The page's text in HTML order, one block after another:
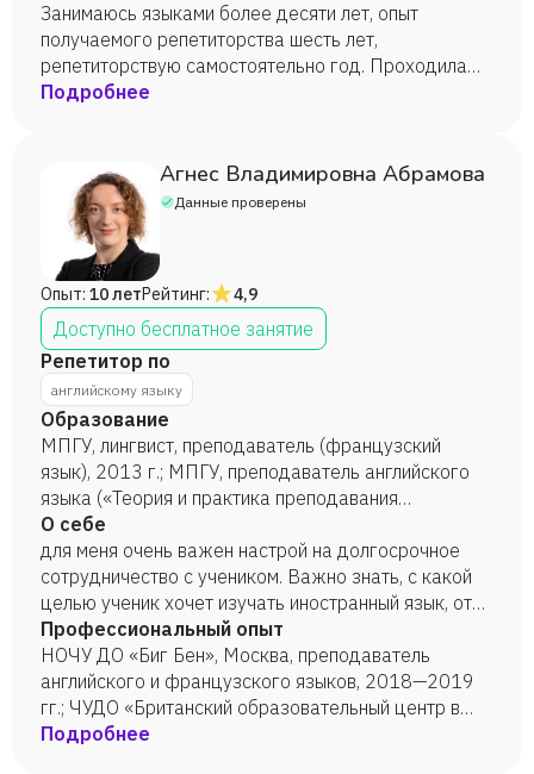
Занимаюсь языками более десяти лет, опыт
получаемого репетиторства шесть лет,
репетиторствую самостоятельно год. Проходила
обучение в СПбГУ с дополнительным изучением
Подробнее
Агнес Владимировна Абрамова
Данные проверены
Опыт: 10 летРейтинг: 4,9
Доступно бесплатное занятие
Репетитор по
английскому языку
Образование
МПГУ, лингвист, преподаватель (французский
язык), 2013 г.; МПГУ, преподаватель английского
языка («Теория и практика преподавания
иностранных языков»), 2017 г.; Учебный центр
русского языка МГУ, «Методика преподавания
РКИ», 2015 г.
О себе
для меня очень важен настрой на долгосрочное
сотрудничество с учеником. Важно знать, с какой
целью ученик хочет изучать иностранный язык, от
этого зависят частота и длительность занятий.
Тщательно подбираю методические пособия,
исходя из целей учеников.
Профессиональный опыт
НОЧУ ДО «Биг Бен», Москва, преподаватель
английского и французского языков, 2018—2019
гг.; ЧУДО «Британский образовательный центр в
Троицке», преподаватель английского и
Подробнее